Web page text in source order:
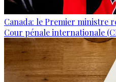
Canada: le Premier ministre
Cour pénale internationale